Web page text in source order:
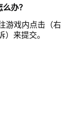
办？
游戏内点击（右
来提交。